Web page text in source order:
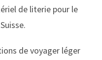
de literie pour le
de voyager léger